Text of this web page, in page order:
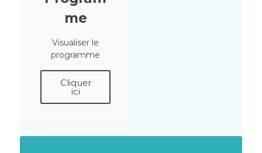
me
Visualiser le
programme
Cliquer
ici